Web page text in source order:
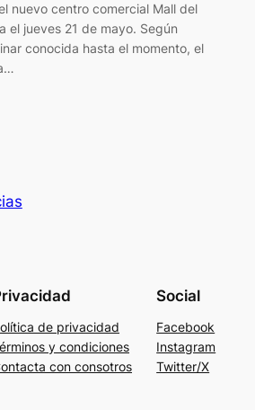
nuevo centro comercial Mall del
el jueves 21 de mayo. Según
conocida hasta el momento, el
de privacidad
y condiciones
con consotros
Social
Facebook
Instagram
Twitter/X